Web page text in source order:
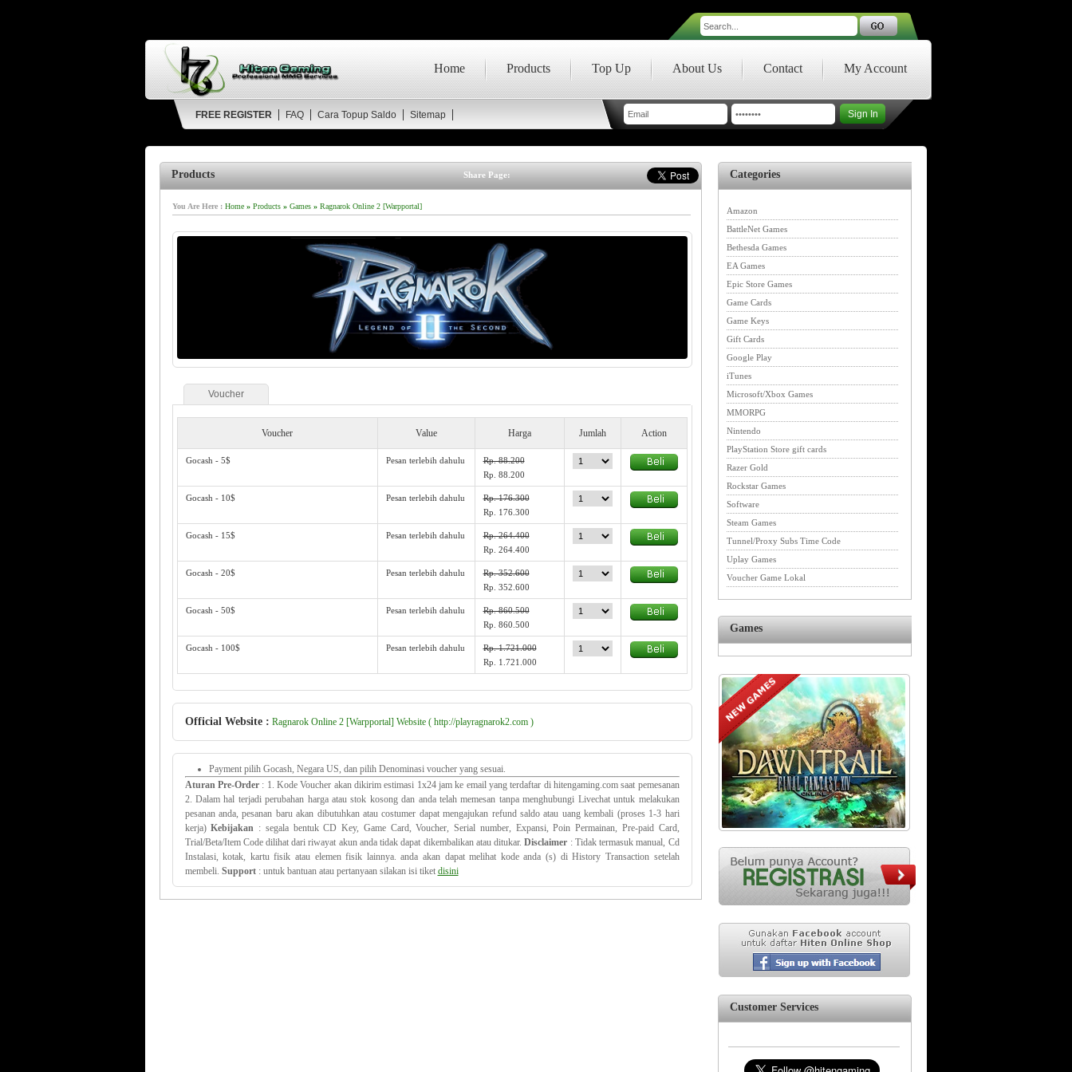
Home Products Top Up About Us Contact My Account
FREE REGISTER FAQ Cara Topup Saldo Sitemap
Products Share Page:
You Are Here : Home» Products» Games» Ragnarok Online 2 [Warpportal]
Voucher
Voucher Value Harga Jumlah Action
Gocash - 5$ Pesan terlebih dahulu
Rp. 88.200
Rp. 88.200
Gocash - 10$ Pesan terlebih dahulu
Rp. 176.300
Rp. 176.300
Gocash - 15$ Pesan terlebih dahulu
Rp. 264.400
Rp. 264.400
Gocash - 20$ Pesan terlebih dahulu
Rp. 352.600
Rp. 352.600
Gocash - 50$ Pesan terlebih dahulu
Rp. 860.500
Rp. 860.500
Gocash - 100$ Pesan terlebih dahulu
Rp. 1.721.000
Rp. 1.721.000
Official Website : Ragnarok Online 2 [Warpportal] Website ( http://playragnarok2.com )
Payment pilih Gocash, Negara US, dan pilih Denominasi voucher yang sesuai.
Aturan Pre-Order: 1. Kode Voucher akan dikirim estimasi 1x24 jam ke email yang terdaftar di hitengaming.com saat pemesanan
2. Dalam hal terjadi perubahan harga atau stok kosong dan anda telah memesan tanpa menghubungi Livechat untuk melakukan
pesanan anda, pesanan baru akan dibutuhkan atau costumer dapat mengajukan refund saldo atau uang kembali (proses 1-3 hari
kerja)Kebijakan : segala bentuk CD Key, Game Card, Voucher, Serial number, Expansi, Poin Permainan, Pre-paid Card,
Trial/Beta/Item Code dilihat dari riwayat akun anda tidak dapat dikembalikan atau ditukar.Disclaimer : Tidak termasuk manual, Cd
Instalasi, kotak, kartu fisik atau elemen fisik lainnya. anda akan dapat melihat kode anda (s) di History Transaction setelah
membeli. Support: untuk bantuan atau pertanyaan silakan isi tiket disini
Categories
Amazon
BattleNet Games
Bethesda Games
EA Games
Epic Store Games
Game Cards
Game Keys
Gift Cards
Google Play
iTunes
Microsoft/Xbox Games
MMORPG
Nintendo
PlayStation Store gift cards
Razer Gold
Rockstar Games
Software
Steam Games
Tunnel/Proxy Subs Time Code
Uplay Games
Voucher Game Lokal
Games
Customer Services